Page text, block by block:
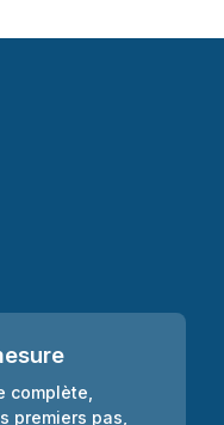
complète,
premiers pas,